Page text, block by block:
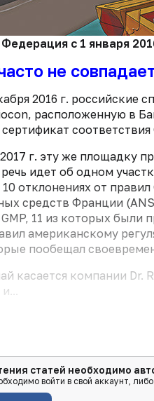
Федерация с 1 января
не
2016 г.
расположенную в
соответствия
г. эту же площадку
идет об одном
10 отклонениях от
средств Франции
11 из которых
американскому
пообещал
касается компании Dr.
статей необходимо
войти в свой аккаунт,